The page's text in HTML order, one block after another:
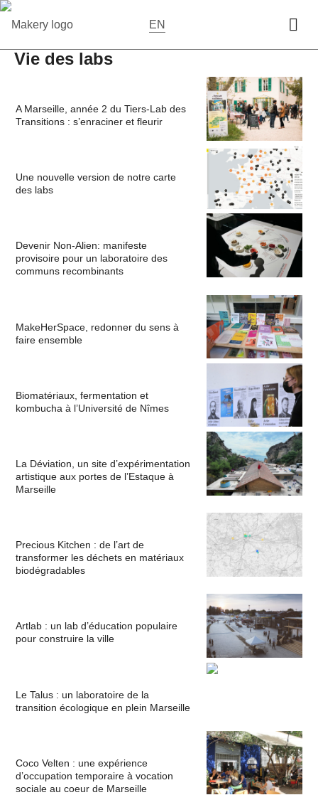
EN
Vie des labs
A Marseille, année 2 du Tiers-Lab des
Transitions : s’enraciner et fleurir
Une nouvelle version de notre carte
des labs
Devenir Non-Alien: manifeste
provisoire pour un laboratoire des
communs recombinants
MakeHerSpace, redonner du sens à
faire ensemble
Biomatériaux, fermentation et
kombucha à l’Université de Nîmes
La Déviation, un site d’expérimentation
artistique aux portes de l’Estaque à
Marseille
Precious Kitchen : de l’art de
transformer les déchets en matériaux
biodégradables
Artlab : un lab d’éducation populaire
pour construire la ville
Le Talus : un laboratoire de la
transition écologique en plein Marseille
Coco Velten : une expérience
d’occupation temporaire à vocation
sociale au coeur de Marseille